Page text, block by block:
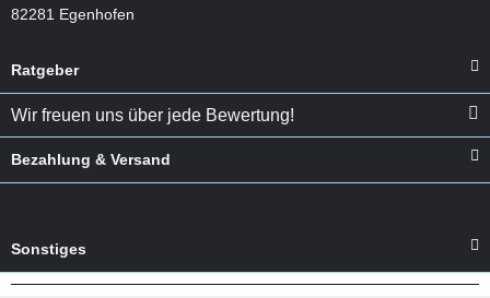
82281 Egenhofen
Ratgeber
Wir freuen uns über jede Bewertung!
Bezahlung & Versand
Sonstiges